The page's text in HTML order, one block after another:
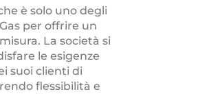
è solo uno degli
per offrire un
La società si
le esigenze
suoi clienti di
flessibilità e